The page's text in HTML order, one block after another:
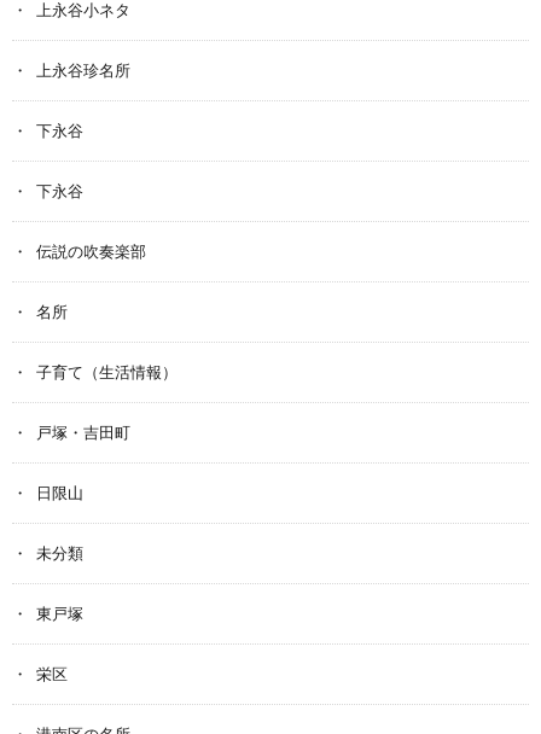
上永谷小ネタ
上永谷珍名所
下永谷
下永谷
伝説の吹奏楽部
名所
子育て（生活情報）
戸塚・吉田町
日限山
未分類
東戸塚
栄区